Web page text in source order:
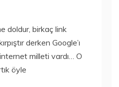
doldur, birkaç link
derken Google’ı
internet milleti vardı… O
öyle